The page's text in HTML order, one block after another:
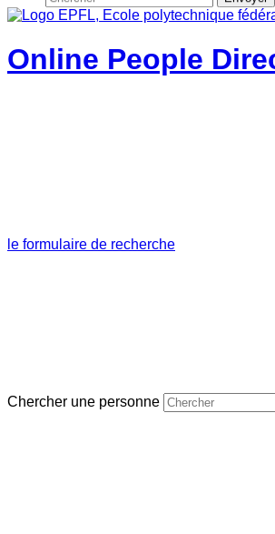
Online People
le formulaire de recherche
Chercher une personne